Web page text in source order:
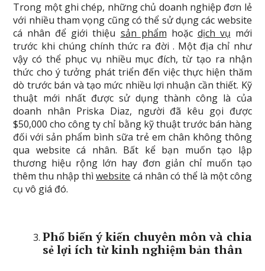
Trong một ghi chép, những chủ doanh nghiệp đơn lẻ
với nhiều tham vọng cũng có thể sử dụng các website
cá nhân để giới thiệu sản phẩm hoặc dịch vụ mới
trước khi chúng chính thức ra đời . Một địa chỉ như
vậy có thể phục vụ nhiều mục đích, từ tạo ra nhận
thức cho ý tưởng phát triển đến việc thực hiện thăm
dò trước bán và tạo mức nhiều lợi nhuận cần thiết. Kỹ
thuật mới nhất được sử dụng thành công là của
doanh nhân Priska Diaz, người đã kêu gọi được
$50,000 cho công ty chỉ bằng kỹ thuật trước bán hàng
đối với sản phẩm bình sữa trẻ em chân không thông
qua website cá nhân. Bất kể bạn muốn tạo lập
thương hiệu rộng lớn hay đơn giản chỉ muốn tạo
thêm thu nhập thìwebsite cá nhân có thể là một công
cụ vô giá đó.
Phổ biến ý kiến chuyên môn và chia
sẻ lợi ích từ kinh nghiệm bản thân